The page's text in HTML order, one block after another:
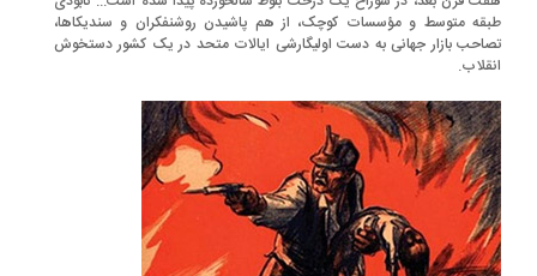
طبقه متوسط و مؤسسات کوچک، از هم پاشیدن روشنفکران و سندیکاها،
‌تصاحب بازار جهانی به دست اولیگارشی ایالات متحد در یک کشور دستخوش
انقلاب.